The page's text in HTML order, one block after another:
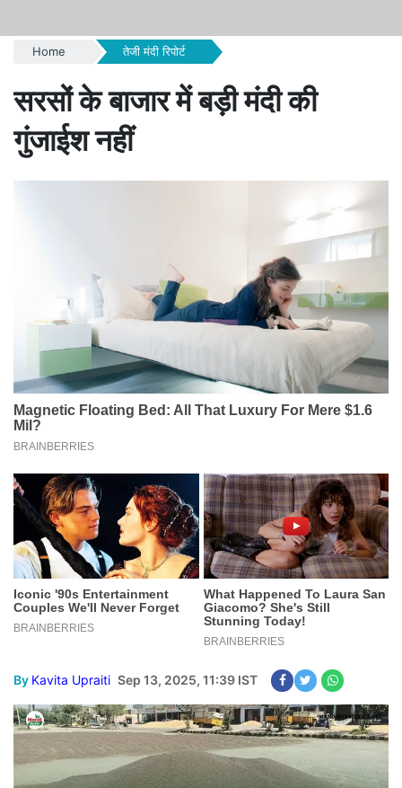
Home तेजी मंदी रिपोर्ट
सरसों के बाजार में बड़ी मंदी की
गुंजाईश नहीं
By Kavita Upraiti Sep 13, 2025, 11:39 IST